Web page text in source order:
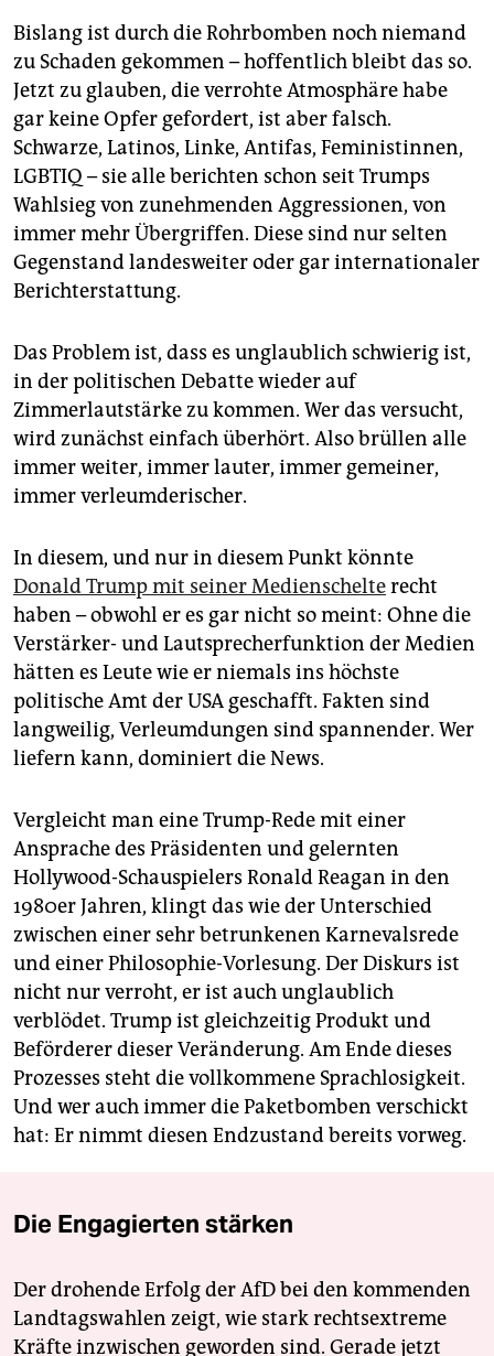
Bislang ist durch die Rohrbomben noch niemand
zu Schaden gekommen – hoffentlich bleibt das so.
Jetzt zu glauben, die verrohte Atmosphäre habe
gar keine Opfer gefordert, ist aber falsch.
Schwarze, Latinos, Linke, Antifas, Feministinnen,
LGBTIQ – sie alle berichten schon seit Trumps
Wahlsieg von zunehmenden Aggressionen, von
immer mehr Übergriffen. Diese sind nur selten
Gegenstand landesweiter oder gar internationaler
Berichterstattung.
Das Problem ist, dass es unglaublich schwierig ist,
in der politischen Debatte wieder auf
Zimmerlautstärke zu kommen. Wer das versucht,
wird zunächst einfach überhört. Also brüllen alle
immer weiter, immer lauter, immer gemeiner,
immer verleumderischer.
In diesem, und nur in diesem Punkt könnte
Donald Trump mit seiner Medienschelterecht
haben – obwohl er es gar nicht so meint: Ohne die
Verstärker- und Lautsprecherfunktion der Medien
hätten es Leute wie er niemals ins höchste
politische Amt der USA geschafft. Fakten sind
langweilig, Verleumdungen sind spannender. Wer
liefern kann, dominiert die News.
Vergleicht man eine Trump-Rede mit einer
Ansprache des Präsidenten und gelernten
Hollywood-Schauspielers Ronald Reagan in den
1980er Jahren, klingt das wie der Unterschied
zwischen einer sehr betrunkenen Karnevalsrede
und einer Philosophie-Vorlesung. Der Diskurs ist
nicht nur verroht, er ist auch unglaublich
verblödet. Trump ist gleichzeitig Produkt und
Beförderer dieser Veränderung. Am Ende dieses
Prozesses steht die vollkommene Sprachlosigkeit.
Und wer auch immer die Paketbomben verschickt
hat: Er nimmt diesen Endzustand bereits vorweg.
Die Engagierten stärken
Der drohende Erfolg der AfD bei den kommenden
Landtagswahlen zeigt, wie stark rechtsextreme
Kräfte inzwischen geworden sind. Gerade jetzt